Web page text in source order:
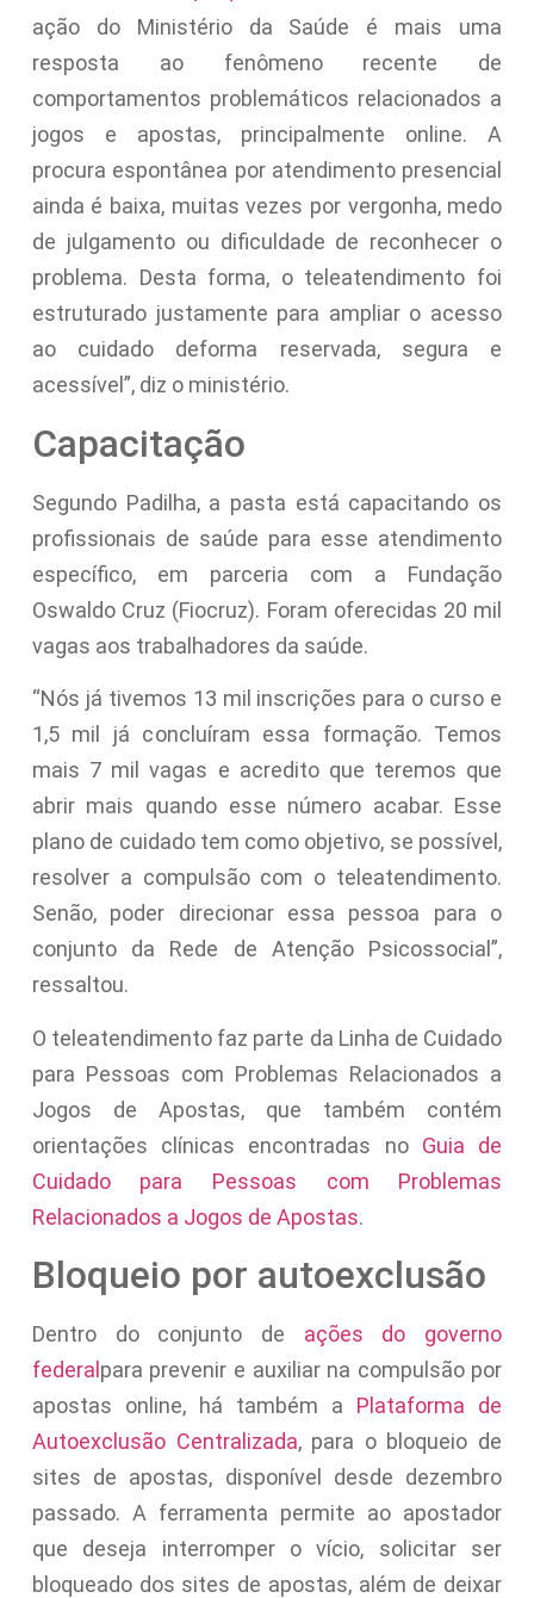
ação do Ministério da Saúde é mais uma
resposta ao fenômeno recente de
comportamentos problemáticos relacionados a
jogos e apostas, principalmente online. A
procura espontânea por atendimento presencial
ainda é baixa, muitas vezes por vergonha, medo
de julgamento ou dificuldade de reconhecer o
problema. Desta forma, o teleatendimento foi
estruturado justamente para ampliar o acesso
ao cuidado deforma reservada, segura e
acessível”, diz o ministério.
Capacitação
Segundo Padilha, a pasta está capacitando os
profissionais de saúde para esse atendimento
específico, em parceria com a Fundação
Oswaldo Cruz (Fiocruz). Foram oferecidas 20 mil
vagas aos trabalhadores da saúde.
“Nós já tivemos 13 mil inscrições para o curso e
1,5 mil já concluíram essa formação. Temos
mais 7 mil vagas e acredito que teremos que
abrir mais quando esse número acabar. Esse
plano de cuidado tem como objetivo, se possível,
resolver a compulsão com o teleatendimento.
Senão, poder direcionar essa pessoa para o
conjunto da Rede de Atenção Psicossocial”,
ressaltou.
O teleatendimento faz parte da Linha de Cuidado
para Pessoas com Problemas Relacionados a
Jogos de Apostas, que também contém
orientações clínicas encontradas no Guia de
Cuidado para Pessoas com Problemas
Relacionados a Jogos de Apostas.
Bloqueio por autoexclusão
Dentro do conjunto de ações do governo
federal para prevenir e auxiliar na compulsão por
apostas online, há também a Plataforma de
Autoexclusão Centralizada, para o bloqueio de
sites de apostas, disponível desde dezembro
passado. A ferramenta permite ao apostador
que deseja interromper o vício, solicitar ser
bloqueado dos sites de apostas, além de deixar